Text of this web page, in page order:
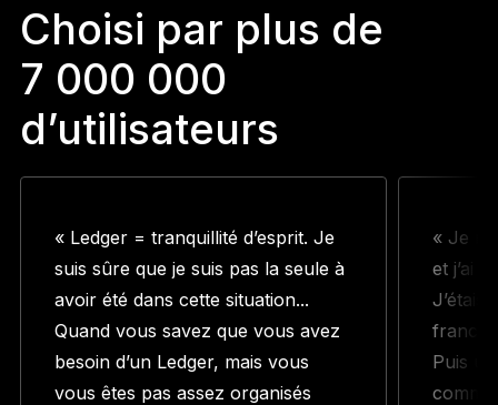
Choisi par plus de
7 000 000
d’utilisateurs
« Ledger = tranquillité d’esprit. Je
suis sûre que je suis pas la seule à
avoir été dans cette situation...
Quand vous savez que vous avez
besoin d’un Ledger, mais vous
vous êtes pas assez organisés
« Je
et j’ai
J’étais
Puis un